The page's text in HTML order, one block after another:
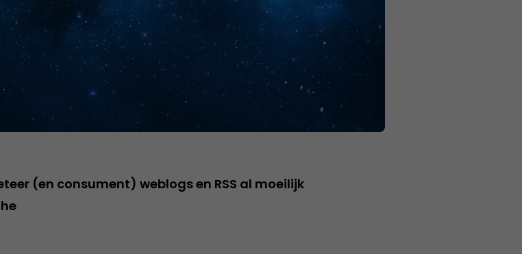
(en consument) weblogs en RSS al moeilijk